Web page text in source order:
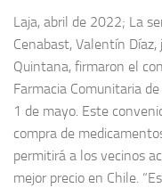
Laja, abril de 2022; La
Cenabast, Valentín
Quintana, firmaron el
Farmacia Comunitaria
1 de mayo. Este
compra de
permitirá a los vecinos
mejor precio en Chile.